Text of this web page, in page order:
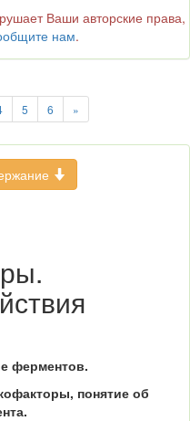
Ваши авторские права,
нам.
5 6 »
ферментов.
понятие об